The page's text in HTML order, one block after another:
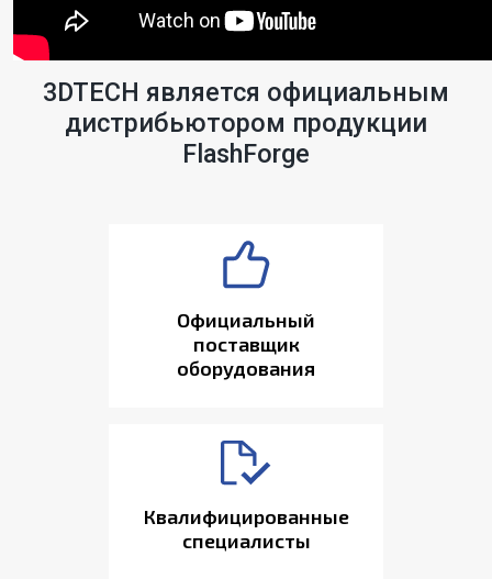
3DTECH является официальным
дистрибьютором продукции
FlashForge
Официальный
поставщик
оборудования
Квалифицированные
специалисты